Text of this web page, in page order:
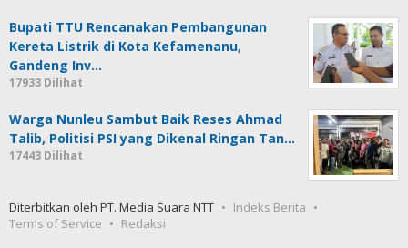
Bupati TTU Rencanakan Pembangunan
Kereta Listrik di Kota Kefamenanu,
Gandeng Inv…
17933 Dilihat
Warga Nunleu Sambut Baik Reses Ahmad
Talib, Politisi PSI yang Dikenal Ringan Tan…
17443 Dilihat
Diterbitkan oleh PT. Media Suara NTT
Indeks Berita
Terms of Service
Redaksi